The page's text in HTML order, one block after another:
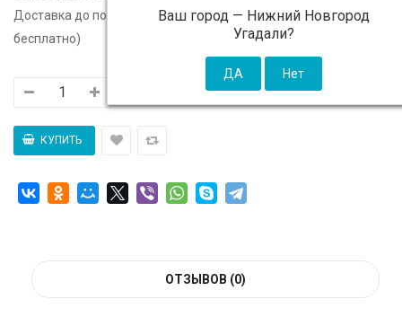
Ваш город — Нижний Новгород
Угадали?
Доставка до подъезда:
c 10 августа - 300 ₽ (от 5 000 ₽
бесплатно)
ОТЗЫВОВ (0)